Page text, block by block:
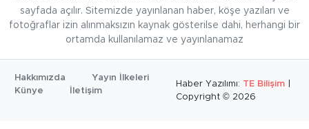
sayfada açılır. Sitemizde yayınlanan haber, köşe yazıları ve
fotoğraflar izin alınmaksızın kaynak gösterilse dahi, herhangi bir
ortamda kullanılamaz ve yayınlanamaz
Hakkımızda
Yayın İlkeleri
Künye
İletişim
Haber Yazılımı: TE Bilişim
Copyright © 2026